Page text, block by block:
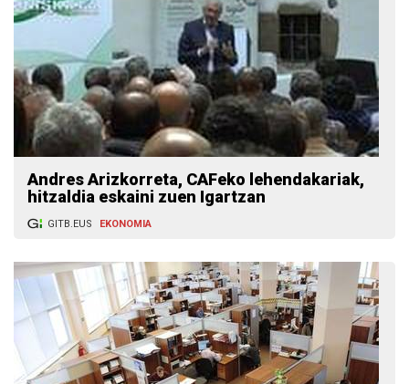
Andres Arizkorreta, CAFeko lehendakariak,
hitzaldia eskaini zuen Igartzan
GITB.EUS EKONOMIA